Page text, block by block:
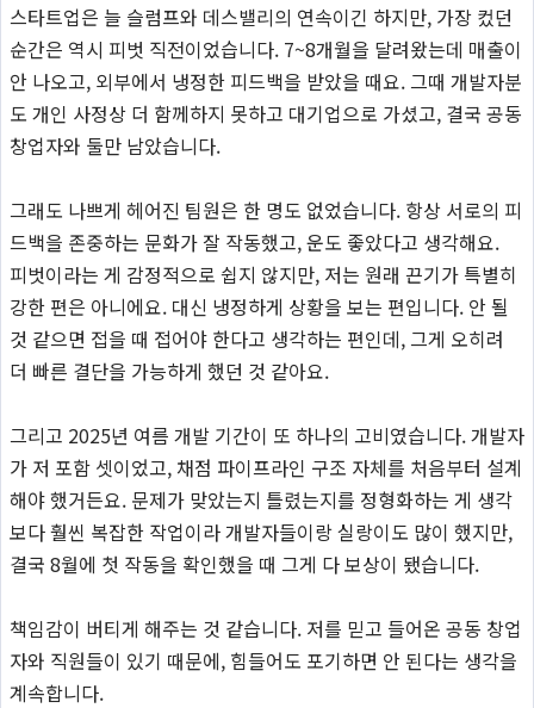
스타트업은 늘 슬럼프와 데스밸리의 연속이긴 하지만, 가장 컸던
순간은 역시 피벗 직전이었습니다. 7~8개월을 달려왔는데 매출이
안 나오고, 외부에서 냉정한 피드백을 받았을 때요. 그때 개발자분
도 개인 사정상 더 함께하지 못하고 대기업으로 가셨고, 결국 공동
창업자와 둘만 남았습니다.
그래도 나쁘게 헤어진 팀원은 한 명도 없었습니다. 항상 서로의 피
드백을 존중하는 문화가 잘 작동했고, 운도 좋았다고 생각해요.
피벗이라는 게 감정적으로 쉽지 않지만, 저는 원래 끈기가 특별히
강한 편은 아니에요. 대신 냉정하게 상황을 보는 편입니다. 안 될
것 같으면 접을 때 접어야 한다고 생각하는 편인데, 그게 오히려
더 빠른 결단을 가능하게 했던 것 같아요.
그리고 2025년 여름 개발 기간이 또 하나의 고비였습니다. 개발자
가 저 포함 셋이었고, 채점 파이프라인 구조 자체를 처음부터 설계
해야 했거든요. 문제가 맞았는지 틀렸는지를 정형화하는 게 생각
보다 훨씬 복잡한 작업이라 개발자들이랑 실랑이도 많이 했지만,
결국 8월에 첫 작동을 확인했을 때 그게 다 보상이 됐습니다.
책임감이 버티게 해주는 것 같습니다. 저를 믿고 들어온 공동 창업
자와 직원들이 있기 때문에, 힘들어도 포기하면 안 된다는 생각을
계속합니다.